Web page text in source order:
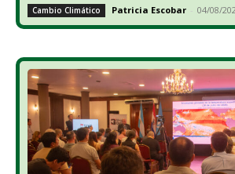
Cambio Climático Patricia Escobar - 04/08/